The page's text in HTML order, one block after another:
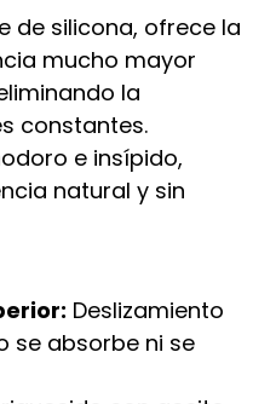
de silicona, ofrece la
mucho mayor
la
constantes.
e insípido,
natural y sin
Deslizamiento
se absorbe ni se